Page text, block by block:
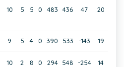
10 5 5 0 483 436 47 20
9 5 4 0 390 533 -143 19
10 2 8 0 294 548 -254 14